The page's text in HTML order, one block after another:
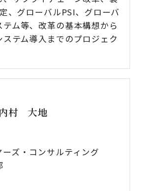
、グローバルPSI、グローバ
ム等、改革の基本構想から
テム導入までのプロジェク
内村 大地
ズ・コンサルティング